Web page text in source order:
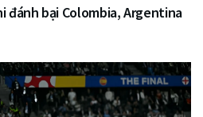
đánh bại Colombia, Argentina